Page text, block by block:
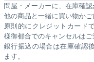
問屋・メーカーに、在庫確認
他の商品と一緒に買い物かご
原則的にクレジットカード
様御都合でのキャンセルはご
銀行振込の場合は在庫確認
ます。